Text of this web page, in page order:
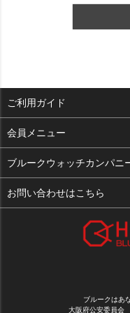
ご利用ガイド
よくある質問
支払い・送料
修理依頼
会員メニュー
ログイン
お気に入り
ブルークウォッチカンパニ
会社概要
お問い合わせはこちら
ブルークはあ
大阪府公安委員